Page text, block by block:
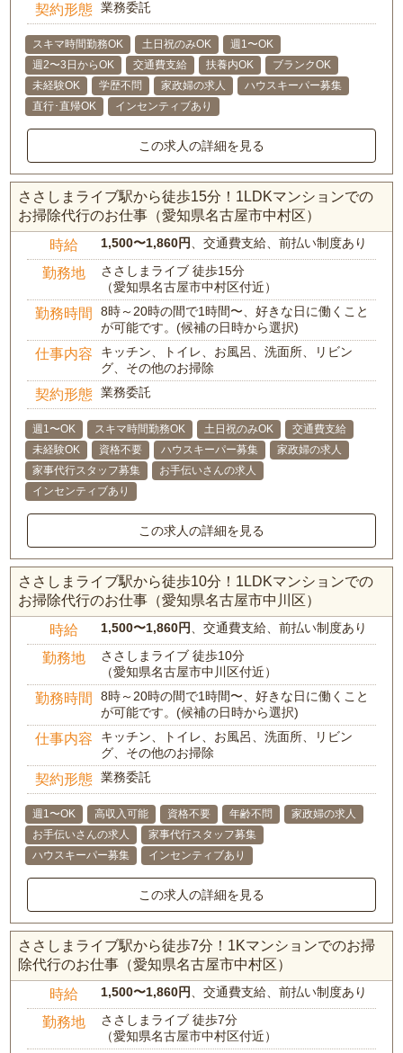
契約形態 業務委託
スキマ時間勤務OK 土日祝のみOK
週1〜OK
週2〜3日からOK
交通費支給 扶養内OK
ブランクOK
未経験OK
学歴不問 家政婦の求人
ハウスキーパー募集
直行･直帰OK
インセンティブあり
この求人の詳細を見る
ささしまライブ駅から徒歩15分！1LDKマンションでの
お掃除代行のお仕事（愛知県名古屋市中村区）
時給 1,500〜1,860円、交通費支給、前払い制度あり
勤務地
ささしまライブ 徒歩15分
（愛知県名古屋市中村区付近）
勤務時間
8時～20時の間で1時間〜、好きな日に働くこと
が可能です。(候補の日時から選択)
仕事内容
キッチン、トイレ、お風呂、洗面所、リビン
グ、その他のお掃除
契約形態 業務委託
週1〜OK スキマ時間勤務OK 土日祝のみOK
交通費支給
未経験OK
資格不要 ハウスキーパー募集
家政婦の求人
家事代行スタッフ募集
お手伝いさんの求人
インセンティブあり
この求人の詳細を見る
ささしまライブ駅から徒歩10分！1LDKマンションでの
お掃除代行のお仕事（愛知県名古屋市中川区）
時給 1,500〜1,860円、交通費支給、前払い制度あり
勤務地
ささしまライブ 徒歩10分
（愛知県名古屋市中川区付近）
勤務時間
8時～20時の間で1時間〜、好きな日に働くこと
が可能です。(候補の日時から選択)
仕事内容
キッチン、トイレ、お風呂、洗面所、リビン
グ、その他のお掃除
契約形態 業務委託
週1〜OK 高収入可能 資格不要 年齢不問
家政婦の求人
お手伝いさんの求人
家事代行スタッフ募集
ハウスキーパー募集
インセンティブあり
この求人の詳細を見る
ささしまライブ駅から徒歩7分！1Kマンションでのお掃
除代行のお仕事（愛知県名古屋市中村区）
時給 1,500〜1,860円、交通費支給、前払い制度あり
勤務地
ささしまライブ 徒歩7分
（愛知県名古屋市中村区付近）